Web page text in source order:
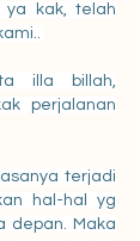
ya kak, telah
illa billah,
perjalanan
terjadi
hal-hal yg
depan. Maka